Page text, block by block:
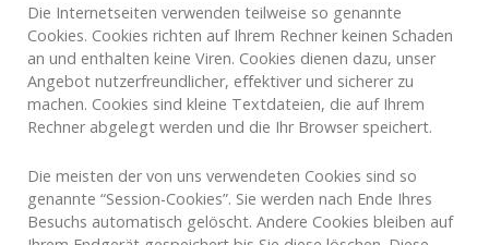
Die Internetseiten verwenden teilweise so genannte
Cookies. Cookies richten auf Ihrem Rechner keinen Schaden
an und enthalten keine Viren. Cookies dienen dazu, unser
Angebot nutzerfreundlicher, effektiver und sicherer zu
machen. Cookies sind kleine Textdateien, die auf Ihrem
Rechner abgelegt werden und die Ihr Browser speichert.
Die meisten der von uns verwendeten Cookies sind so
genannte “Session-Cookies”. Sie werden nach Ende Ihres
Besuchs automatisch gelöscht. Andere Cookies bleiben auf